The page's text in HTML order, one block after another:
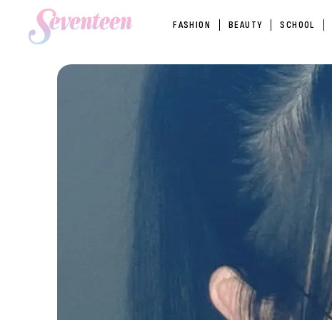
FASHION BEAUTY SCHOOL